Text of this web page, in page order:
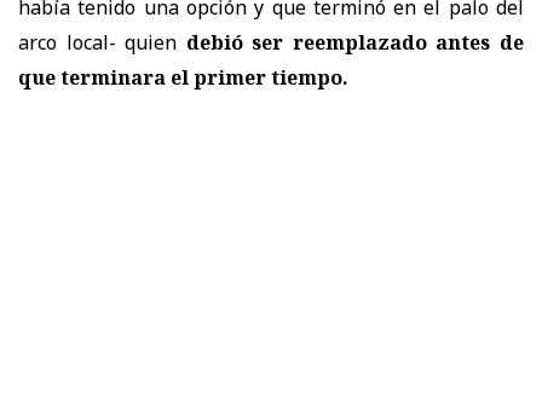
había tenido una opción y que terminó en el palo del
arco local- quien debió ser reemplazado antes de
que terminara el primer tiempo.